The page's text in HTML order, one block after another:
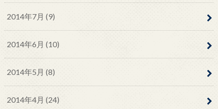
2014年7月 (9)
2014年6月 (10)
2014年5月 (8)
2014年4月 (24)